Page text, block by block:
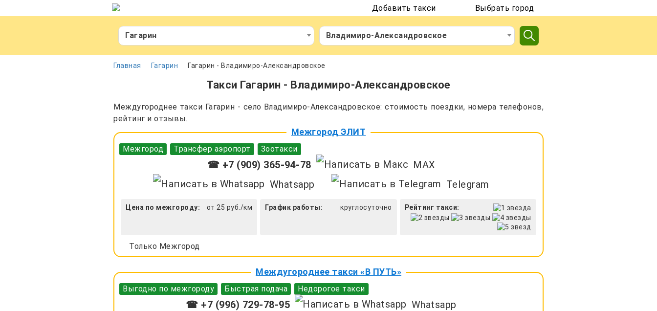
Добавить такси Выбрать город
Гагарин Владимиро-Александровское
Главная Гагарин Гагарин - Владимиро-Александровское
Такси Гагарин - Владимиро-Александровское
Междугороднее такси Гагарин - село Владимиро-Александровское: стоимость поездки, номера телефонов,
рейтинг и отзывы.
Межгород ЭЛИТ
Межгород Трансфер аэропорт Зоотакси
☎ +7 (909) 365-94-78
MAX
Whatsapp
Telegram
Цена по межгороду: от 25 руб./км График работы: круглосуточно Рейтинг такси:
Только Межгород
Междугороднее такси «В ПУТЬ»
Выгодно по межгороду Быстрая подача Недорогое такси
☎ +7 (996) 729-78-95
Whatsapp